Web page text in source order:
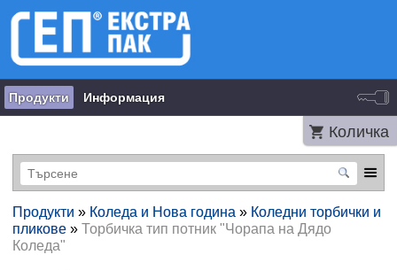
Продукти Информация
Количка
Продукти » Коледа и Нова година » Коледни торбички и
пликове» Торбичка тип потник "Чорапа на Дядо
Коледа"